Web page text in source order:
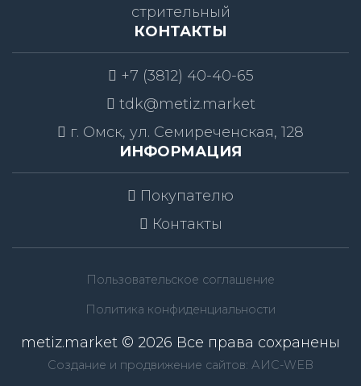
стрительный
КОНТАКТЫ
+7 (3812) 40-40-65
tdk@metiz.market
г. Омск, ул. Семиреченская, 128
ИНФОРМАЦИЯ
Покупателю
Контакты
Пользовательское соглашение
Политика конфиденциальности
metiz.market © 2026 Все права сохранены
Создание и продвижение сайтов: АИС-WEB